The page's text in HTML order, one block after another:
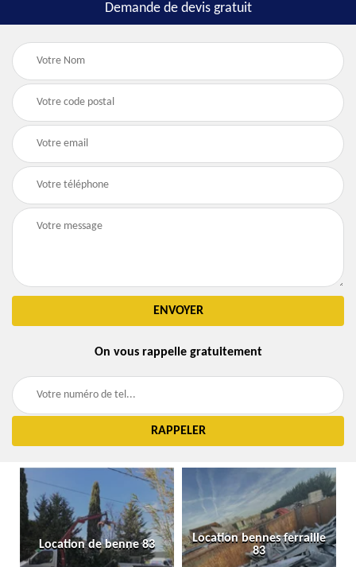
Demande de devis gratuit
On vous rappelle gratuitement
Location de benne 83
Location bennes ferraille
83